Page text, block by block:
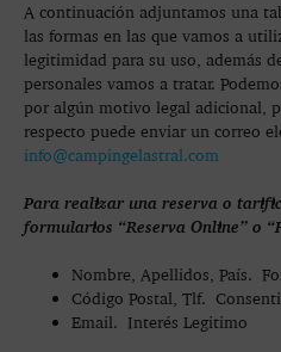
A continuación adjuntamos una
las formas en las que vamos a
legitimidad para su uso, además
personales vamos a tratar.
por algún motivo legal adicional,
respecto puede enviar un correo
info@campingelastral.com
Para realizar una reserva o
formularios “Reserva Online” o
Nombre, Apellidos, País.
Código Postal, Tlf.
Email. Interés Legitimo